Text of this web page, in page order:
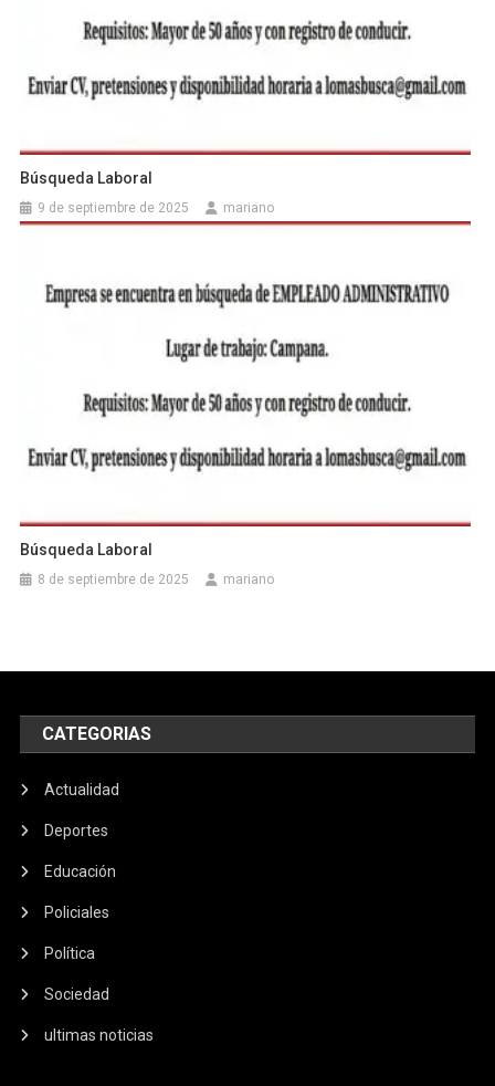
Búsqueda Laboral
9 de septiembre de 2025 mariano
Búsqueda Laboral
8 de septiembre de 2025 mariano
CATEGORIAS
Actualidad
Deportes
Educación
Policiales
Política
Sociedad
ultimas noticias